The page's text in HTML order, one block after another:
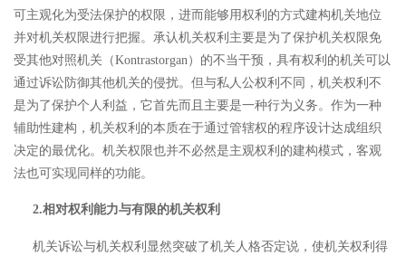
可主观化为受法保护的权限，进而能够用权利的方式建构机关地位
并对机关权限进行把握。 承认机关权利主要是为了保护机关权限免
受其他对照机关（Kontrastorgan）的不当干预，具有权利的机关可以
通过诉讼防御其他机关的侵扰。 但与私人公权利不同，机关权利不
是为了保护个人利益，它首先而且主要是一种行为义务。作为一种
辅助性建构，机关权利的本质在于通过管辖权的程序设计达成组织
决定的最优化。机关权限也并不必然是主观权利的建构模式，客观
法也可实现同样的功能。
2.相对权利能力与有限的机关权利
机关诉讼与机关权利显然突破了机关人格否定说，使机关权利得